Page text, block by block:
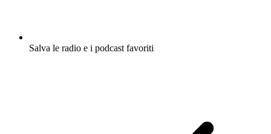
Salva le radio e i podcast favoriti